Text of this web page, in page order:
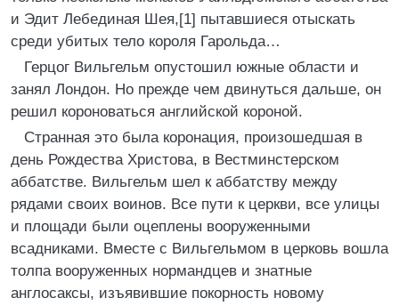
и Эдит Лебединая Шея,[1] пытавшиеся отыскать
среди убитых тело короля Гарольда…
Герцог Вильгельм опустошил южные области и
занял Лондон. Но прежде чем двинуться дальше, он
решил короноваться английской короной.
Странная это была коронация, произошедшая в
день Рождества Христова, в Вестминстерском
аббатстве. Вильгельм шел к аббатству между
рядами своих воинов. Все пути к церкви, все улицы
и площади были оцеплены вооруженными
всадниками. Вместе с Вильгельмом в церковь вошла
толпа вооруженных нормандцев и знатные
англосаксы, изъявившие покорность новому